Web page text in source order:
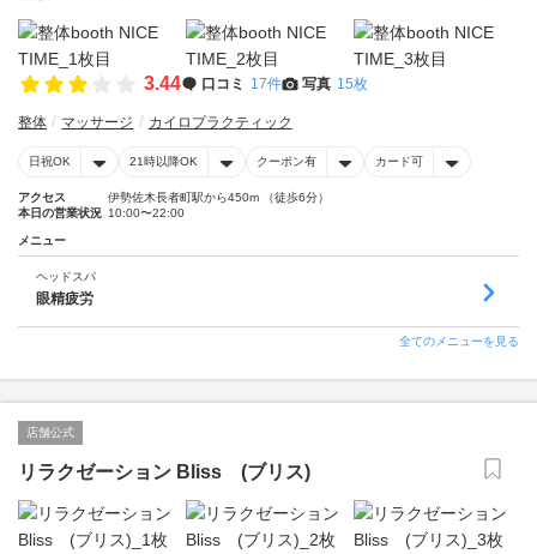
3.44 口コミ 17件 写真 15枚
整体 マッサージ カイロプラクティック
日祝OK 21時以降OK クーポン有 カード可
アクセス
伊勢佐木長者町駅から450m （徒歩6分）
本日の営業状況 10:00〜22:00
メニュー
ヘッドスパ
眼精疲労
全てのメニューを見る
店舗公式
リラクゼーション Bliss (ブリス)